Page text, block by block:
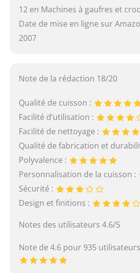
12 en Machines à gaufres et
Date de mise en ligne sur
2007
Note de la rédaction 18/20
Qualité de cuisson :
Facilité d’utilisation :
Facilité de nettoyage :
Qualité de fabrication et
Polyvalence :
Personnalisation de la cuisson :
Sécurité :
Design et finitions :
Notes des utilisateurs 4.6/5
Note de 4.6 pour 935 utilisateurs